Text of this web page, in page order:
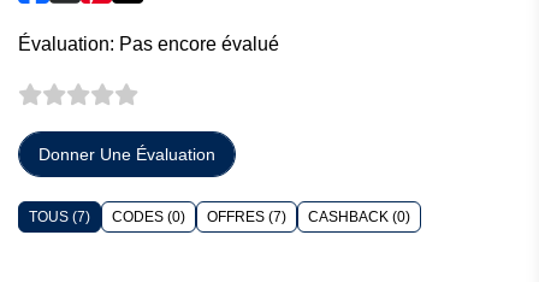
Évaluation: Pas encore évalué
Donner Une Évaluation
TOUS (7) CODES (0) OFFRES (7) CASHBACK (0)